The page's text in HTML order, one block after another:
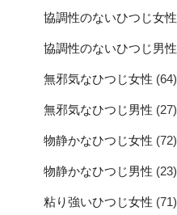
協調性のないひつじ女性
協調性のないひつじ男性
無邪気なひつじ女性 (64)
無邪気なひつじ男性 (27)
物静かなひつじ女性 (72)
物静かなひつじ男性 (23)
粘り強いひつじ女性 (71)